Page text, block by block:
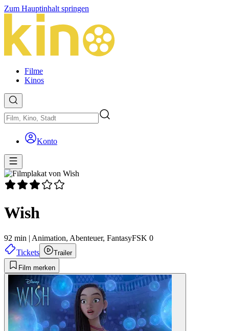
Zum Hauptinhalt springen
Filme
Kinos
Konto
Wish
92 min | Animation, Abenteuer, FantasyFSK 0
Tickets
Trailer
Film merken